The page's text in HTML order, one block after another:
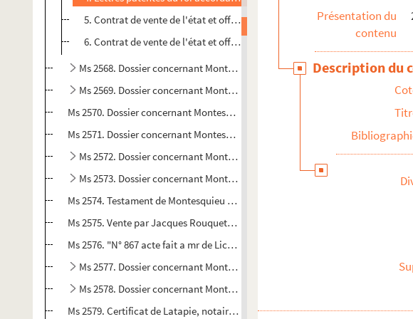
5. Contrat de vente de l'état et office de président à mortier au Parlement
6. Contrat de vente de l'état et office de président à mortier au Parlement
Ms 2568. Dossier concernant Montesquieu.
Ms 2569. Dossier concernant Montesquieu.
Ms 2570. Dossier concernant Montesquieu. - Réglement avec Pierre de Saint-
Ms 2571. Dossier concernant Montesquieu. - Présentation faite par
Ms 2572. Dossier concernant Montesquieu.
Ms 2573. Dossier concernant Montesquieu.
Ms 2574. Testament de Montesquieu (Paris, 26 novembre 1750).
Ms 2575. Vente par Jacques Rouquette, bourgeois de Bordeaux, à
Ms 2576. "N° 867 acte fait a mr de Licterie Conseiller au parlement portant
Ms 2577. Dossier concernant Montesquieu.
Ms 2578. Dossier concernant Montesquieu.
Ms 2579. Certificat de Latapie, notaire à La Brède, concernant une bonne
Présentation du
contenu
Description du